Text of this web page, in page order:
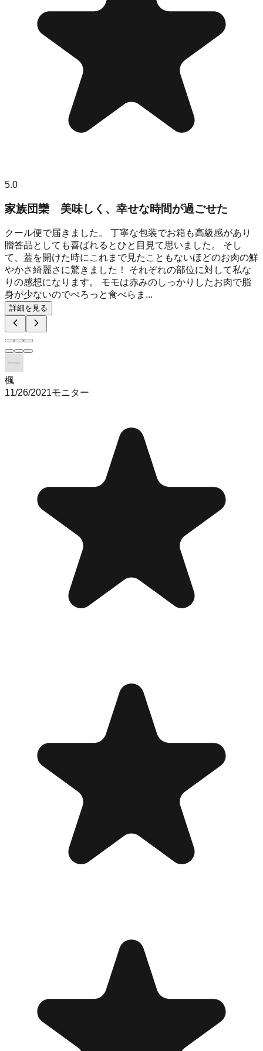
5.0
家族団欒 美味しく、幸せな時間が過ごせた
クール便で届きました。 丁寧な包装でお箱も高級感があり
贈答品としても喜ばれるとひと目見て思いました。 そし
て、蓋を開けた時にこれまで見たこともないほどのお肉の鮮
やかさ綺麗さに驚きました！ それぞれの部位に対して私な
りの感想になります。 モモは赤みのしっかりしたお肉で脂
身が少ないのでぺろっと食べらま...
詳細を見る
楓
11/26/2021モニター